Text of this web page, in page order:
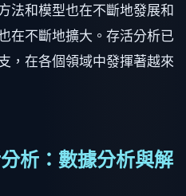
法和模型也在不斷地發展和
在不斷地擴大。存活分析已
，在各個領域中發揮著越來
析：數據分析與解